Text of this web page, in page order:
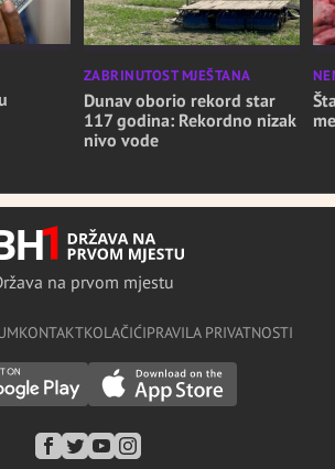
ZABRINUTOST MJEŠTANA
Dunav oborio rekord star
117 godina: Rekordno nizak
nivo vode
na prvom mjestu
KONTAKTKOLAČIĆIPRAVILA PRIVATNOSTI